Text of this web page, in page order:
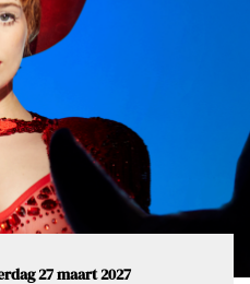
27 maart 2027